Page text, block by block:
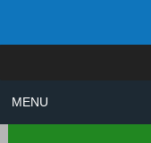
MENU